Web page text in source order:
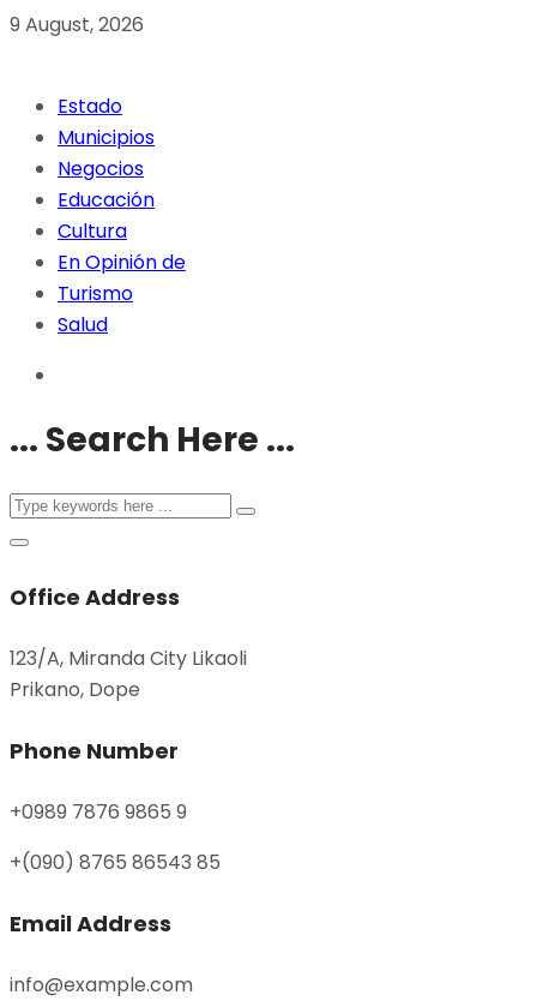
9 August, 2026
Estado
Municipios
Negocios
Educación
Cultura
En Opinión de
Turismo
Salud
... Search Here ...
Office Address
123/A, Miranda City Likaoli
Prikano, Dope
Phone Number
+0989 7876 9865 9
+(090) 8765 86543 85
Email Address
info@example.com